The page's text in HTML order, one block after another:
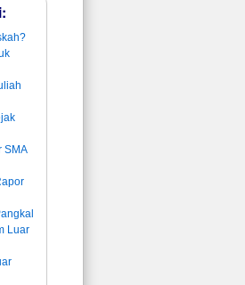
SMA
Luar